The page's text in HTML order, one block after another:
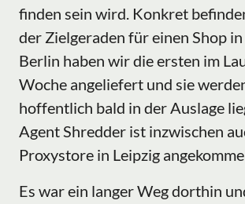
finden sein wird. Konkret
der Zielgeraden für einen Shop in
Berlin haben wir die ersten im
Woche angeliefert und sie
hoffentlich bald in der Auslage
Agent Shredder ist inzwischen
Proxystore in Leipzig
Es war ein langer Weg dorthin